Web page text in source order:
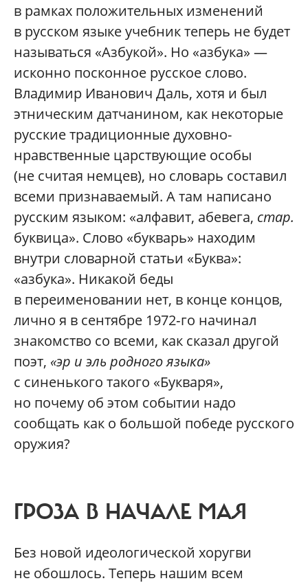
в рамках положительных изменений
в русском языке учебник теперь не будет
называться «Азбукой». Но «азбука» —
исконно посконное русское слово.
Владимир Иванович Даль, хотя и был
этническим датчанином, как некоторые
русские традиционные духовно-
нравственные царствующие особы
(не считая немцев), но словарь составил
всеми признаваемый. А там написано
русским языком: «алфавит, абевега, стар.
буквица». Слово «букварь» находим
внутри словарной статьи «Буква»:
«азбука». Никакой беды
в переименовании нет, в конце концов,
лично я в сентябре 1972‑го начинал
знакомство со всеми, как сказал другой
поэт, «эр и эль родного языка»
с синенького такого «Букваря»,
но почему об этом событии надо
сообщать как о большой победе русского
оружия?
ГРОЗА В НАЧАЛЕ МАЯ
Без новой идеологической хоругви
не обошлось. Теперь нашим всем